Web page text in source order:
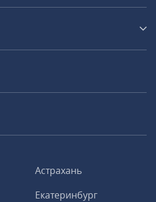
Астрахань
Екатеринбург